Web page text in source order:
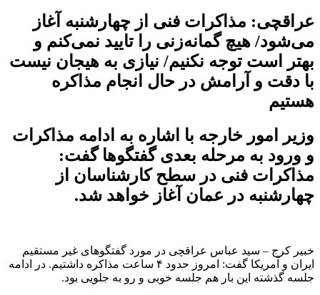
عراقچی: مذاکرات فنی از چهارشنبه آغاز
می‌شود/ هیچ گمانه‌زنی را تایید نمی‌کنم و
بهتر است توجه نکنیم/ نیازی به هیجان نیست
با دقت و آرامش در حال انجام مذاکره
هستیم
وزیر امور خارجه با اشاره به ادامه مذاکرات
و ورود به مرحله بعدی گفتگوها گفت:
مذاکرات فنی در سطح کارشناسان از
چهارشنبه در عمان آغاز خواهد شد.
خبیر کرج – سید عباس عراقچی در مورد گفتگوهای غیر مستقیم
ایران و آمریکا گفت: امروز حدود ۴ ساعت مذاکره داشتیم. در ادامه
جلسه گذشته این بار هم جلسه خوبی و رو به جلویی بود.